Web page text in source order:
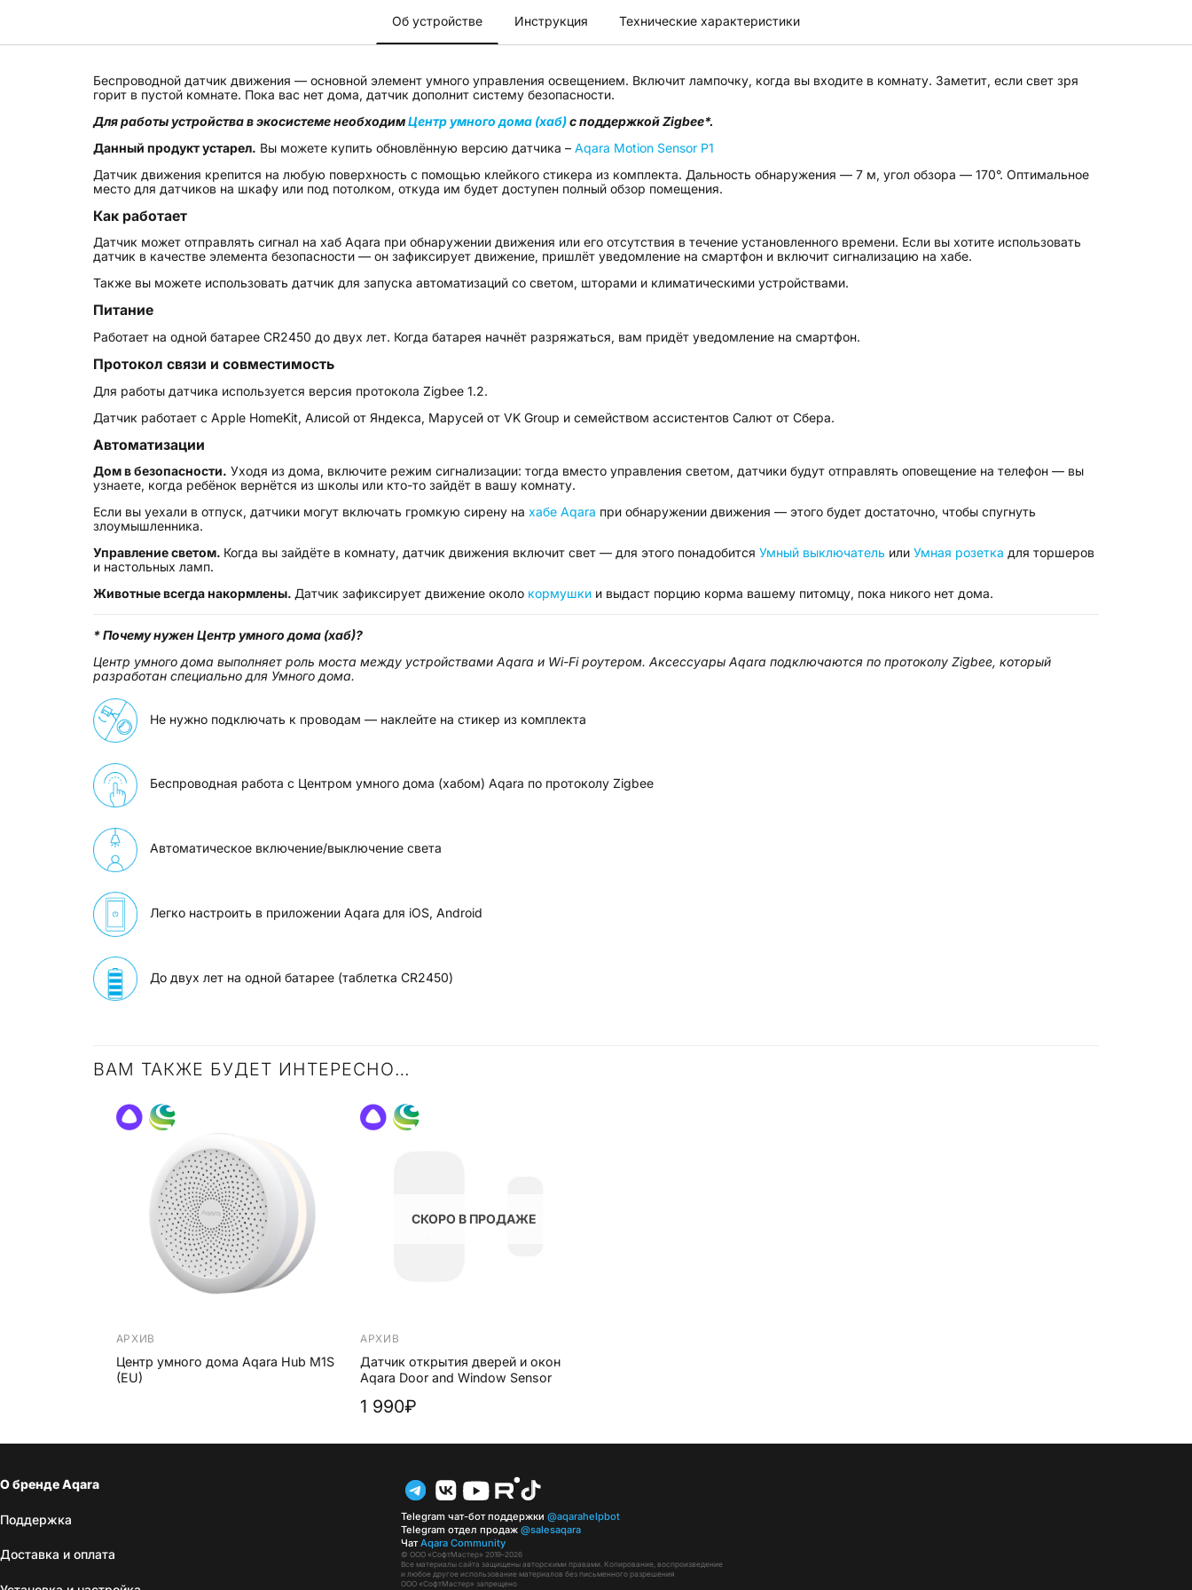
Об устройстве Инструкция Технические характеристики
Беспроводной датчик движения — основной элемент умного управления освещением. Включит лампочку, когда вы входите в комнату. Заметит, если свет зря
горит в пустой комнате. Пока вас нет дома, датчик дополнит систему безопасности.
Для работы устройства в экосистеме необходимЦентр умного дома (хаб)с поддержкой Zigbee*.
Данный продукт устарел. Вы можете купить обновлённую версию датчика – Aqara Motion Sensor P1
Датчик движения крепится на любую поверхность с помощью клейкого стикера из комплекта. Дальность обнаружения — 7 м, угол обзора — 170°. Оптимальное
место для датчиков на шкафу или под потолком, откуда им будет доступен полный обзор помещения.
Как работает
Датчик может отправлять сигнал на хаб Aqara при обнаружении движения или его отсутствия в течение установленного времени. Если вы хотите использовать
датчик в качестве элемента безопасности — он зафиксирует движение, пришлёт уведомление на смартфон и включит сигнализацию на хабе.
Также вы можете использовать датчик для запуска автоматизаций со светом, шторами и климатическими устройствами.
Питание
Работает на одной батарее CR2450 до двух лет. Когда батарея начнёт разряжаться, вам придёт уведомление на смартфон.
Протокол связи и совместимость
Для работы датчика используется версия протокола Zigbee 1.2.
Датчик работает с Apple HomeKit, Алисой от Яндекса, Марусей от VK Group и семейством ассистентов Салют от Сбера.
Автоматизации
Дом в безопасности. Уходя из дома, включите режим сигнализации: тогда вместо управления светом, датчики будут отправлять оповещение на телефон — вы
узнаете, когда ребёнок вернётся из школы или кто-то зайдёт в вашу комнату.
Если вы уехали в отпуск, датчики могут включать громкую сирену на хабе Aqara при обнаружении движения — этого будет достаточно, чтобы спугнуть
злоумышленника.
Управление светом. Когда вы зайдёте в комнату, датчик движения включит свет — для этого понадобится Умный выключатель или Умная розетка для торшеров
и настольных ламп.
Животные всегда накормлены. Датчик зафиксирует движение около кормушки и выдаст порцию корма вашему питомцу, пока никого нет дома.
* Почему нужен Центр умного дома (хаб)?
Центр умного дома выполняет роль моста между устройствами Aqara и Wi-Fi роутером. Аксессуары Aqara подключаются по протоколу Zigbee, который
разработан специально для Умного дома.
Не нужно подключать к проводам — наклейте на стикер из комплекта
Беспроводная работа с Центром умного дома (хабом) Aqara по протоколу Zigbee
Автоматическое включение/выключение света
Легко настроить в приложении Aqara для iOS, Android
До двух лет на одной батарее (таблетка CR2450)
ВАМ ТАКЖЕ БУДЕТ ИНТЕРЕСНО…
АРХИВ
Центр умного дома Aqara Hub M1S
(EU)
СКОРО В ПРОДАЖЕ
АРХИВ
Датчик открытия дверей и окон
Aqara Door and Window Sensor
1 990₽
О бренде Aqara
Поддержка
Доставка и оплата
Telegram чат-бот поддержки @aqarahelpbot
Telegram отдел продаж@salesaqara
ЧатAqara Community
© ООО «СофтМастер» 2019–2026
Все материалы сайта защищены авторскими правами. Копирование, воспроизведение
и любое другое использование материалов без письменного разрешения
ООО «СофтМастер» запрещено